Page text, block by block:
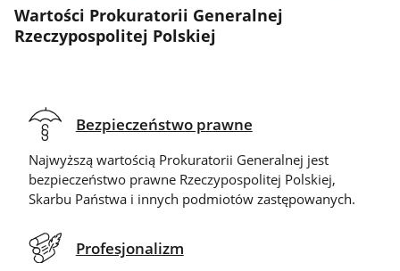
Wartości Prokuratorii Generalnej
Rzeczypospolitej Polskiej
Bezpieczeństwo prawne
Najwyższą wartością Prokuratorii Generalnej jest
bezpieczeństwo prawne Rzeczypospolitej Polskiej,
Skarbu Państwa i innych podmiotów zastępowanych.
Profesjonalizm